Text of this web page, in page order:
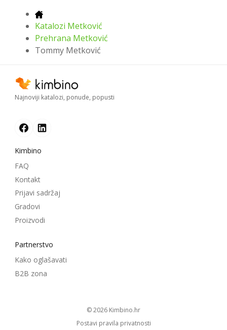
Katalozi Metković
Prehrana Metković
Tommy Metković
Najnoviji katalozi, ponude, popusti
Kimbino
FAQ
Kontakt
Prijavi sadržaj
Gradovi
Proizvodi
Partnerstvo
Kako oglašavati
B2B zona
© 2026
kimbino.hr
Postavi pravila privatnosti